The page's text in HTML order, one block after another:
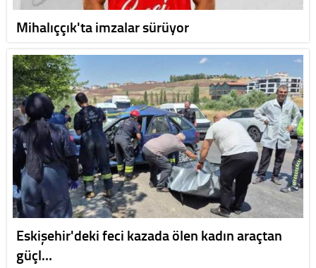
Mihalıççık'ta imzalar sürüyor
Eskişehir'deki feci kazada ölen kadın araçtan
güçl…